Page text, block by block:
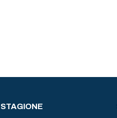
STAGIONE